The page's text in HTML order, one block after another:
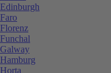
Edinburgh
Faro
Florenz
Funchal
Galway
Hamburg
Horta